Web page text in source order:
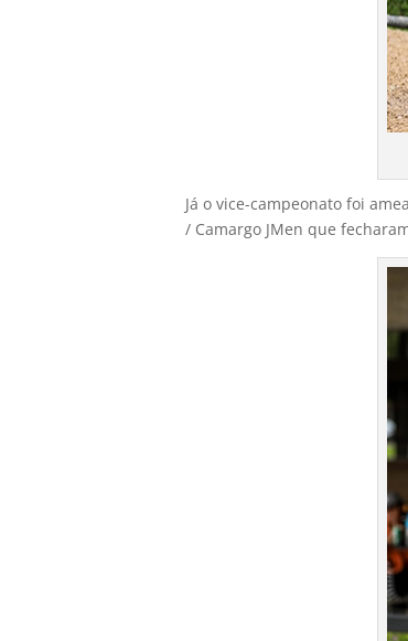
Já o vice-campeonato foi
/ Camargo JMen que